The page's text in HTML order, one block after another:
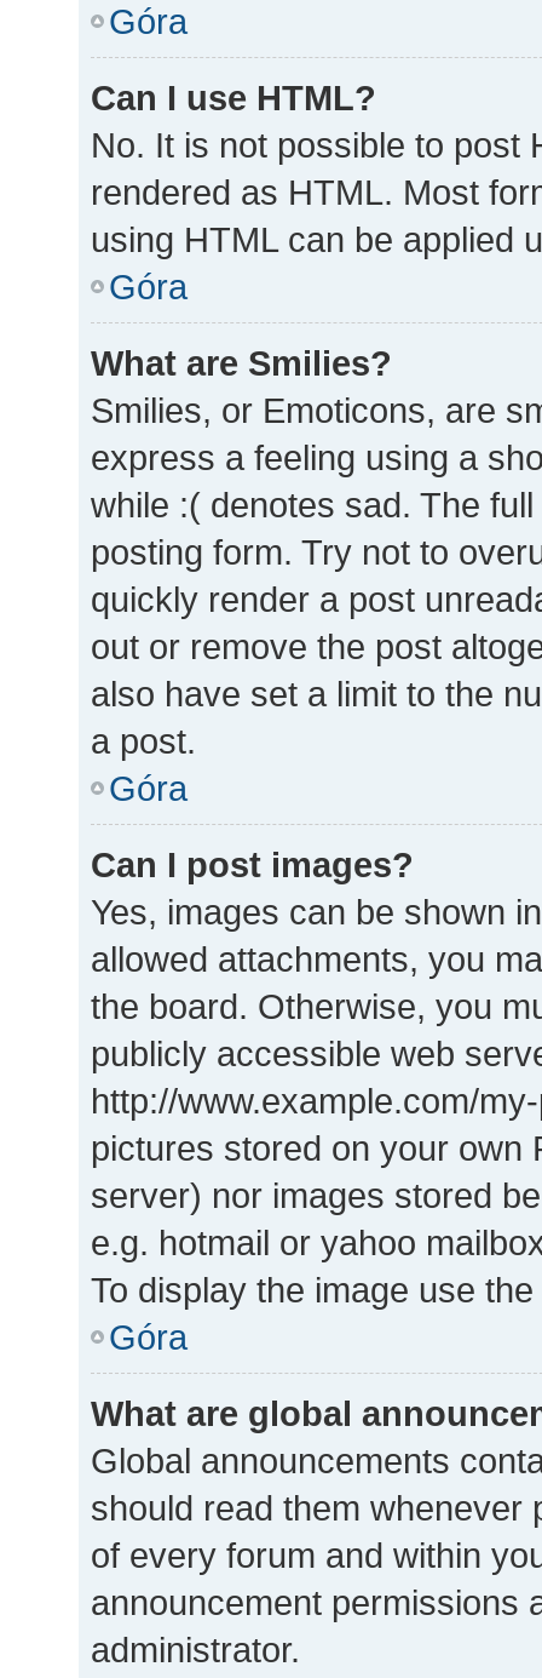
Góra
Can I use HTML?
No. It is not possible to post
rendered as HTML. Most
using HTML can be applied
Góra
What are Smilies?
Smilies, or Emoticons, are
express a feeling using a
while :( denotes sad. The
posting form. Try not to
quickly render a post
out or remove the post
also have set a limit to the
a post.
Góra
Can I post images?
Yes, images can be shown
allowed attachments, you
the board. Otherwise, you
publicly accessible web
http://www.example.com/
pictures stored on your own
server) nor images stored
e.g. hotmail or yahoo
To display the image use
Góra
What are global
Global announcements
should read them whenever
of every forum and within
announcement permissions
administrator.